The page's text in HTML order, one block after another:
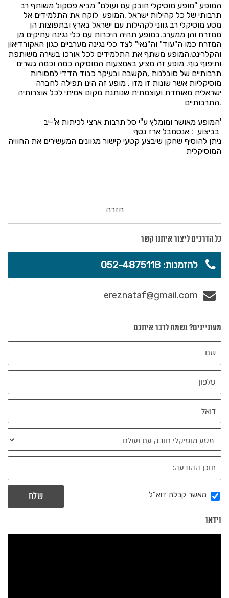
המופע "מופע מוסיקלי חובק עם ועולם" מביא פסקול משותף רב
תרבותי של כל קהילות ישראל ,המופע לוקח את התלמידים אל
מסע מוסיקלי רב גווני לקהילות עם ישראל בארץ ובתפוצות הן
ממזרח והן ממערב.במופע תהיה היכרות עם כלי נגינה עתיקים מן
המזרח כמו ה"עוד" וה"נאי" לצד כלי נגינה מערביים כגון האקורדיאון
והקלרינט.המופע משתף את התלמידים לכל אורכו בשירה משותפת
ותיפוף גוף. מופע זה מציע באמצעות המוסיקה כמה וכמה גשרים
תרבותיים של סובלנות ,הקשבה ובעיקר כבוד הדדי למסורות
מוסיקליות אשר שונות זו מזו . מופע זה הינו תפילה לחברה
ישראלית מאוחדת ועוצמתית שנותנת מקום אמיתי לכל אוצרותיה
התרבותיים.
המופע מאושר ומומלץ ע"י סל תרבות ארצי לכיתות א'-יב'
ניתן להוסיף שחקן שיבצע קטעי קישור מגוונים המעשירים את החוויה
המוסיקלית
חזרה
כל הדרכים ליצור איתנו קשר
להזמנות: 052-4875118
ereznataf@gmail.com
מעוניינים? נשמח לדבר איתכם
מאשר קבלת דוא"ל
וידאו